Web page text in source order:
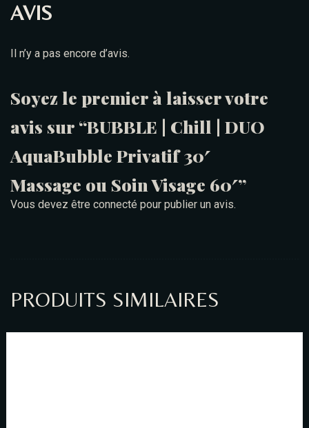
AVIS
Il n’y a pas encore d’avis.
Soyez le premier à laisser votre
avis sur “BUBBLE | Chill | DUO
AquaBubble Privatif 30′
Massage ou Soin Visage 60′”
Vous devez être connecté pour publier un avis.
PRODUITS SIMILAIRES